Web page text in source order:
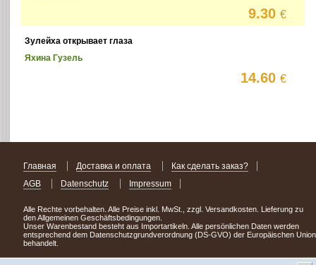
9.30€
Зулейха открывает глаза
Яхина Гузель
14.60€
Главная Доставка и оплата
Как сделать заказ?
AGB
Datenschutz Impressum
Alle Rechte vorbehalten. Alle Preise inkl. MwSt., zzgl. Versandkosten. Lieferung zu
den Allgemeinen Geschäftsbedingungen.
Unser Warenbestand besteht aus Importartikeln. Alle persönlichen Daten werden
entsprechend dem Datenschutzgrundverordnung (DS-GVO) der Europäischen Union
behandelt.
Сделав заказ сегодня, уже через день или два Вы можете стать обладателем